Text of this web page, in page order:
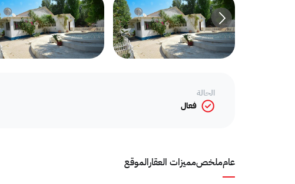
عامملخصمميزات العقارالموقع
الحالة
فعال